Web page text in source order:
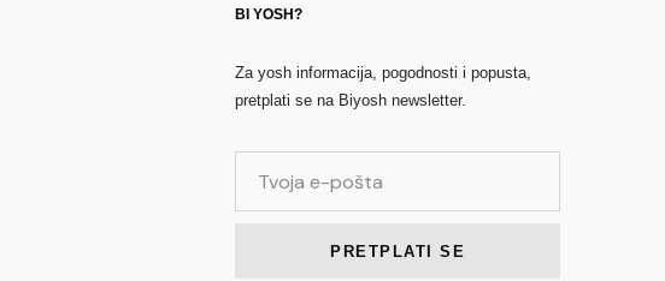
BI YOSH?
Za yosh informacija, pogodnosti i popusta,
pretplati se na Biyosh newsletter.
PRETPLATI SE